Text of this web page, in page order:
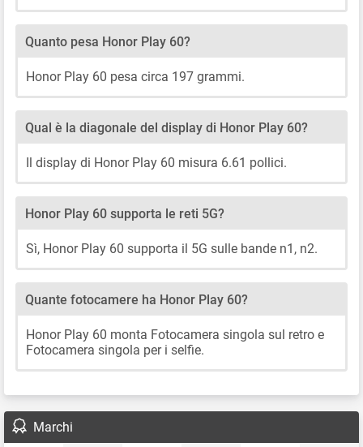
Quanto pesa Honor Play 60?
Honor Play 60 pesa circa 197 grammi.
Qual è la diagonale del display di Honor Play 60?
Il display di Honor Play 60 misura 6.61 pollici.
Honor Play 60 supporta le reti 5G?
Sì, Honor Play 60 supporta il 5G sulle bande n1, n2.
Quante fotocamere ha Honor Play 60?
Honor Play 60 monta Fotocamera singola sul retro e
Fotocamera singola per i selfie.
Marchi